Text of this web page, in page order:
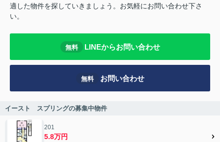
適した物件を探していきましょう。お気軽にお問い合わせ下さ
い。
無料 LINEからお問い合わせ
無料 お問い合わせ
イースト スプリングの募集中物件
201
5.8万円